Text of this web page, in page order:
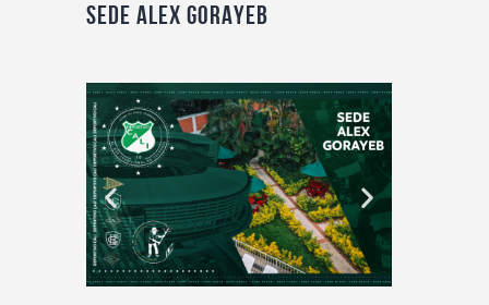
SEDE ALEX GORAYEB